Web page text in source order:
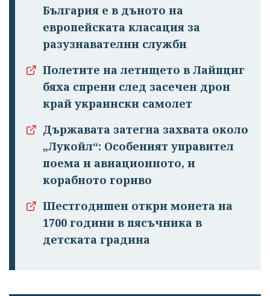
излязохте от
профила си!
България е в дъното на
европейската класация за
разузнавателни служби
Полетите на летището в Лайпциг
бяха спрени след засечен дрон
край украински самолет
Държавата затегна захвата около
„Лукойл“: Особеният управител
поема и авиационното, и
корабното гориво
Шестгодишен откри монета на
1700 години в пясъчника в
детската градина